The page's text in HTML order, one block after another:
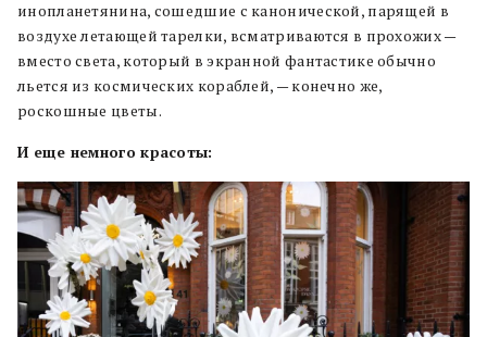
инопланетянина, сошедшие с канонической, парящей в
воздухе летающей тарелки, всматриваются в прохожих —
вместо света, который в экранной фантастике обычно
льется из космических кораблей, — конечно же,
роскошные цветы.
И еще немного красоты: